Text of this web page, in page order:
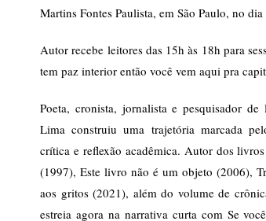
Martins Fontes Paulista, em São Paulo, no
Autor recebe leitores das 15h às 18h para
tem paz interior então você vem aqui pra
Poeta, cronista, jornalista e pesquisador
Lima construiu uma trajetória marcada
crítica e reflexão acadêmica. Autor dos
(1997), Este livro não é um objeto (2006),
aos gritos (2021), além do volume de
estreia agora na narrativa curta com Se